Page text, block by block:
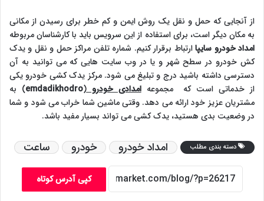
از آنجایی که حمل و نقل یک روش ایمن و کم خطر برای رسیدن از مکانی
به مکان دیگر است، برای استفاده از این سرویس باید با کارشناسان مربوطه
امداد خودرو سایپاارتباط برقرار کنیم. شماره تلفن مراکز حمل و نقل و یدک
کش خودرو در سطح شهر و یا در وب سایت هایی که می توانید به آن
دسترسی داشته باشید درج و تبلیغ می شود. مرکز یدک کشی خودرو یکی
از خدماتی است که مجموعهامدادی خودرو(
emdadikhodro) به
مشتریان عزیز خود ارائه می دهد. وقتی ماشین شما خراب می شود و شما
در وضعیت بدی هستید، یدک کشی می تواند بسیار مفید باشد.
دسته بندی مطلب امداد خودرو خودرو ساعت
کپی آدرس کوتاه